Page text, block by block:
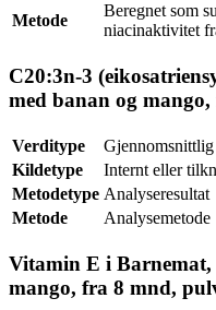
Metode
Beregnet som
niacinaktivitet
C20:3n-3
med banan og
Verditype
Kildetype
Internt eller
Metodetype Analyseresultat
Metode
Analysemetode
Vitamin E i
mango, fra 8 mnd,